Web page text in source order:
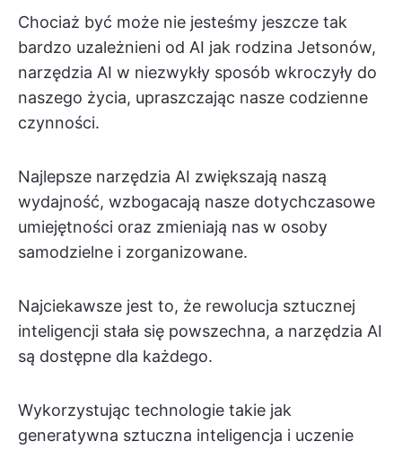
Chociaż być może nie jesteśmy jeszcze tak
bardzo uzależnieni od AI jak rodzina Jetsonów,
narzędzia AI w niezwykły sposób wkroczyły do
naszego życia, upraszczając nasze codzienne
czynności.
Najlepsze narzędzia AI zwiększają naszą
wydajność, wzbogacają nasze dotychczasowe
umiejętności oraz zmieniają nas w osoby
samodzielne i zorganizowane.
Najciekawsze jest to, że rewolucja sztucznej
inteligencji stała się powszechna, a narzędzia AI
są dostępne dla każdego.
Wykorzystując technologie takie jak
generatywna sztuczna inteligencja i uczenie